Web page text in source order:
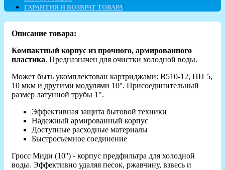
ГАРАНТИЯ И ВОЗВРАТ ТОВАРА
Описание товара:
Компактный корпус из прочного, армированного
пластика. Предназначен для очистки холодной воды.
Может быть укомплектован картриджами: В510-12, ПП 5,
10 мкм и другими модулями 10''. Присоединительный
размер латунной трубы 1".
Эффективная защита бытовой техники
Надежный армированный корпус
Доступные расходные материалы
Быстросъемное соединение
Гросс Миди (10'') - корпус предфильтра для холодной
воды. Эффективно удаляя песок, ржавчину, взвесь и